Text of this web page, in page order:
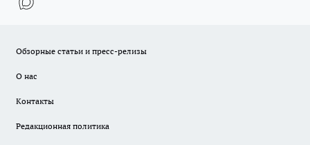
Обзорные статьи и пресс-релизы
О нас
Контакты
Редакционная политика